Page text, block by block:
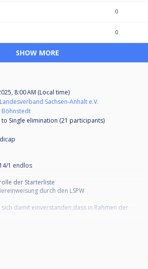
0
0
SHOW MORE
8:00 AM (Local time)
Sachsen-Anhalt e.V.
Böhnstedt
Single elimination (21 participants)
1 endlos
der Starterliste
durch den LSPW
damit einverstanden,dass in Rahmen der
Videoaufnahmen) veröffentlicht werden können.